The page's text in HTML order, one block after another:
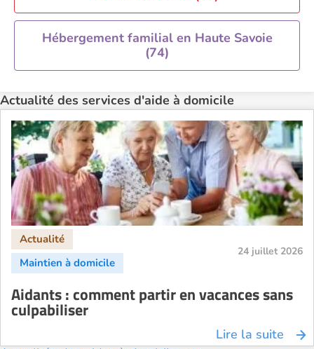
Hébergement familial en Haute Savoie
(74)
Actualité des services d'aide à domicile
24 juillet 2026
Aidants : comment partir en vacances sans
culpabiliser
Lire la suite